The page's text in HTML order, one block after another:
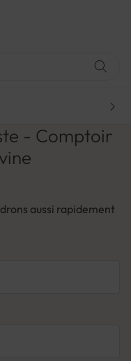
- Comptoir
aussi rapidement